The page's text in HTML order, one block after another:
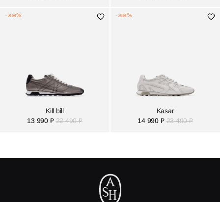
Kill bill
13 990 ₽ 22 490 ₽
-38%
Kasar
14 990 ₽ 23 490 ₽
-36%